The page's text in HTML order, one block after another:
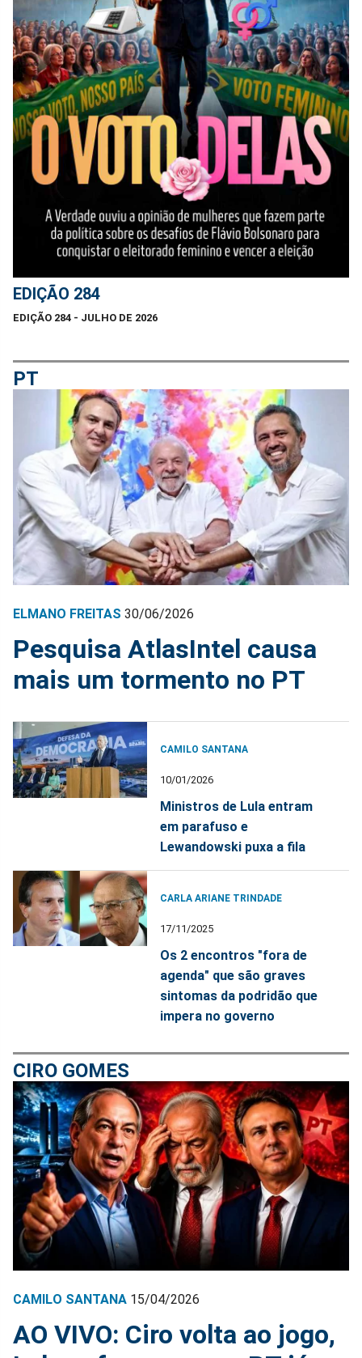
EDIÇÃO 284
EDIÇÃO 284 - JULHO DE 2026
PT
ELMANO FREITAS 30/06/2026
Pesquisa AtlasIntel causa
mais um tormento no PT
CAMILO SANTANA
10/01/2026
Ministros de Lula entram
em parafuso e
Lewandowski puxa a fila
CARLA ARIANE TRINDADE
17/11/2025
Os 2 encontros "fora de
agenda" que são graves
sintomas da podridão que
impera no governo
CIRO GOMES
CAMILO SANTANA 15/04/2026
AO VIVO: Ciro volta ao jogo,